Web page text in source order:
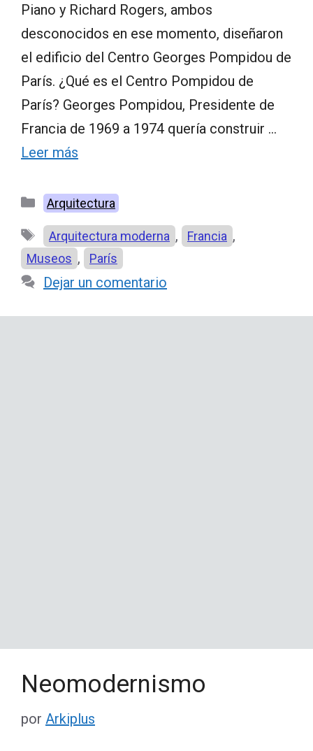
Piano y Richard Rogers, ambos
desconocidos en ese momento, diseñaron
el edificio del Centro Georges Pompidou de
París. ¿Qué es el Centro Pompidou de
París? Georges Pompidou, Presidente de
Francia de 1969 a 1974 quería construir …
Leer más
Categorías
Arquitectura
Etiquetas
Arquitectura moderna , Francia ,
Museos , París
Dejar un comentario
Neomodernismo
por Arkiplus